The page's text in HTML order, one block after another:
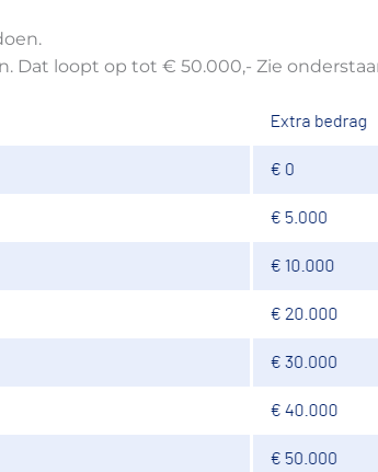
Dat loopt op tot € 50.000,- Zie